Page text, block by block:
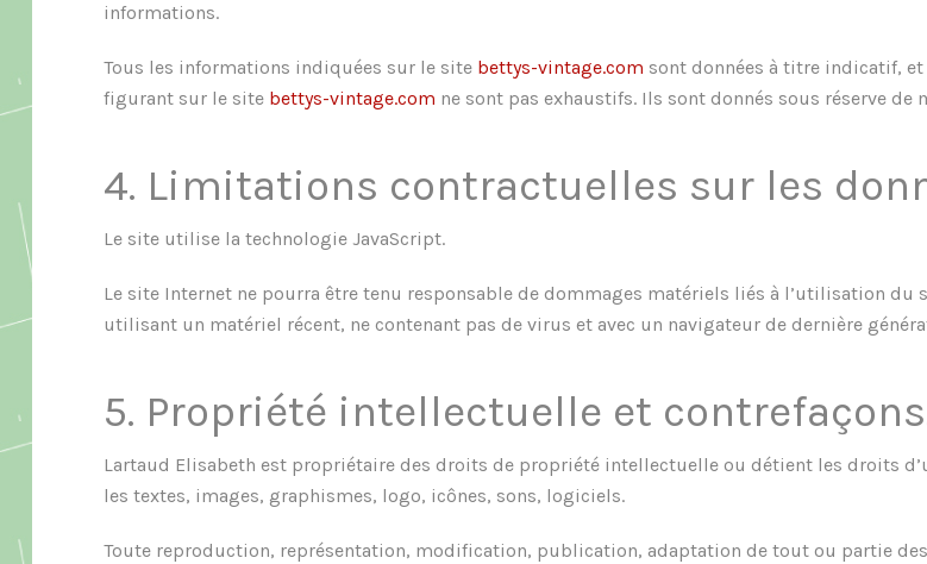
informations.
Tous les informations indiquées sur le site bettys-vintage.com sont données à titre indicatif,
figurant sur le site bettys-vintage.com ne sont pas exhaustifs. Ils sont donnés sous réserve
4. Limitations contractuelles sur les
Le site utilise la technologie JavaScript.
Le site Internet ne pourra être tenu responsable de dommages matériels liés à l’utilisation du
utilisant un matériel récent, ne contenant pas de virus et avec un navigateur de dernière
5. Propriété intellectuelle et
Lartaud Elisabeth est propriétaire des droits de propriété intellectuelle ou détient les droits
les textes, images, graphismes, logo, icônes, sons, logiciels.
Toute reproduction, représentation, modification, publication, adaptation de tout ou partie